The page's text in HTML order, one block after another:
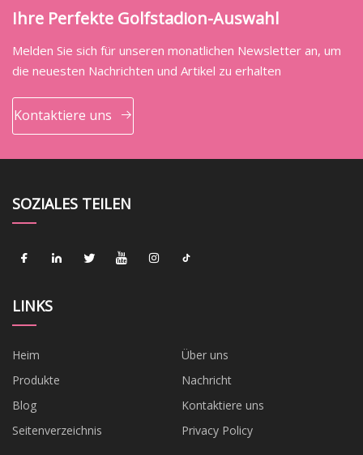
Ihre Perfekte Golfstadion-Auswahl
Melden Sie sich für unseren monatlichen Newsletter an, um
die neuesten Nachrichten und Artikel zu erhalten
Kontaktiere uns
SOZIALES TEILEN
LINKS
Heim
Über uns
Produkte
Nachricht
Blog
Kontaktiere uns
Seitenverzeichnis
Privacy Policy